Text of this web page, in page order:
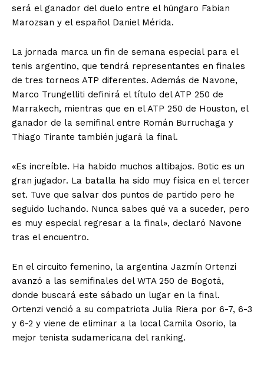
será el ganador del duelo entre el húngaro Fabian
Marozsan y el español Daniel Mérida.
La jornada marca un fin de semana especial para el
tenis argentino, que tendrá representantes en finales
de tres torneos ATP diferentes. Además de Navone,
Marco Trungelliti definirá el título del ATP 250 de
Marrakech, mientras que en el ATP 250 de Houston, el
ganador de la semifinal entre Román Burruchaga y
Thiago Tirante también jugará la final.
«Es increíble. Ha habido muchos altibajos. Botic es un
gran jugador. La batalla ha sido muy física en el tercer
set. Tuve que salvar dos puntos de partido pero he
seguido luchando. Nunca sabes qué va a suceder, pero
es muy especial regresar a la final», declaró Navone
tras el encuentro.
En el circuito femenino, la argentina Jazmín Ortenzi
avanzó a las semifinales del WTA 250 de Bogotá,
donde buscará este sábado un lugar en la final.
Ortenzi venció a su compatriota Julia Riera por 6-7, 6-3
y 6-2 y viene de eliminar a la local Camila Osorio, la
mejor tenista sudamericana del ranking.